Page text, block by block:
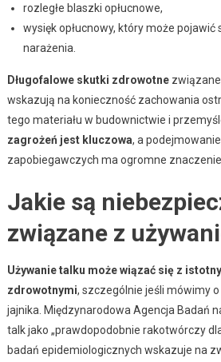
rozległe blaszki opłucnowe,
wysięk opłucnowy, który może pojawić
narażenia.
Długofalowe skutki zdrowotne
wskazują na konieczność zachowania
tego materiału w budownictwie i
zagrożeń jest kluczowa, a
zapobiegawczych ma ogromne
Jakie są
związane z
Używanie talku może wiązać się z
zdrowotnymi, szczególnie jeśli mówimy
jajnika. Międzynarodowa Agencja Badań
talk jako „prawdopodobnie rakotwórczy
badań epidemiologicznych wskazuje na